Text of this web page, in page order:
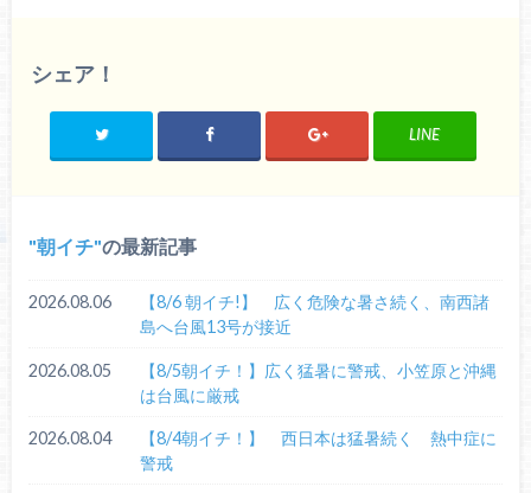
シェア！
LINE
朝イチ の最新記事
2026.08.06
【8/6 朝イチ!】 広く危険な暑さ続く、南西諸
島へ台風13号が接近
2026.08.05
【8/5朝イチ！】広く猛暑に警戒、小笠原と沖縄
は台風に厳戒
2026.08.04
【8/4朝イチ！】 西日本は猛暑続く 熱中症に
警戒